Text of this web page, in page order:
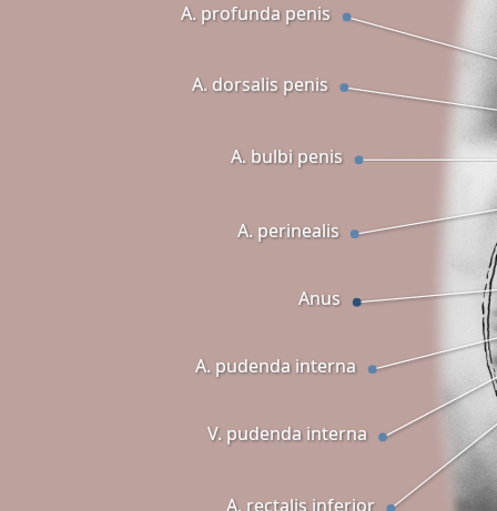
A. dorsalis penis
A. bulbi penis
A. profunda penis
A. perinealis
V. pudenda interna
A. rectalis inferior
A. pudenda interna
Anus